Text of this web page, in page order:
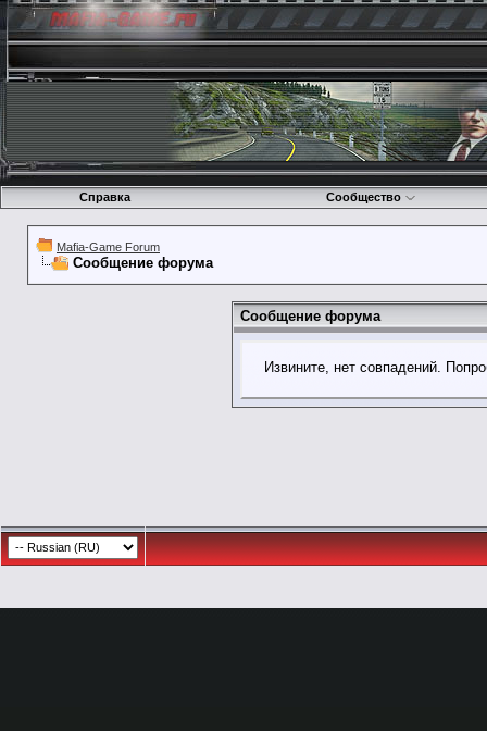
Справка Сообщество
Mafia-Game Forum
Сообщение форума
Сообщение форума
Извините, нет совпадений.